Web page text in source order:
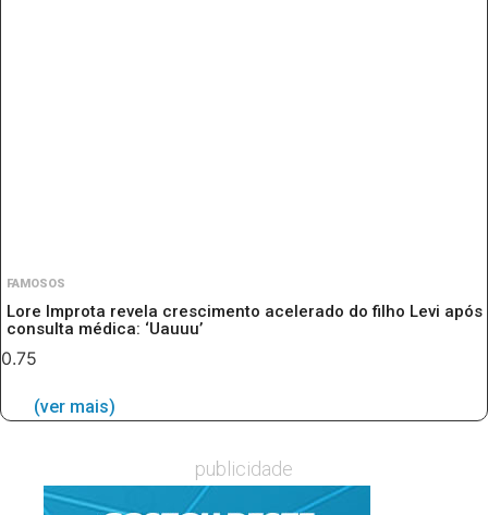
FAMOSOS
Lore Improta revela crescimento acelerado do filho Levi após
consulta médica: ‘Uauuu’
(ver mais)
publicidade